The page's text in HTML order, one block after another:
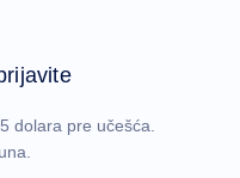
dolara pre učešća.